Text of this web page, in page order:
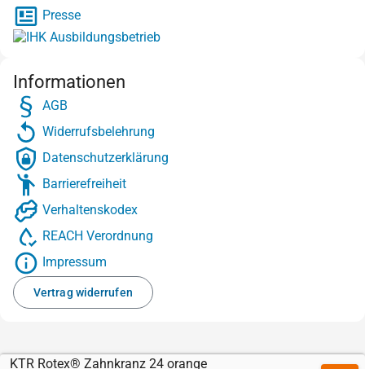
KTR Rotex® Zahnkranz 24 orange
Presse
Informationen
AGB
Widerrufsbelehrung
Datenschutzerklärung
Barrierefreiheit
Verhaltenskodex
REACH Verordnung
Impressum
Vertrag widerrufen